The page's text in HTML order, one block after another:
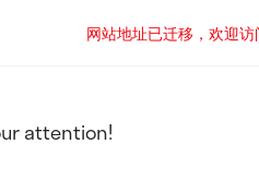
网站地址已迁移，欢迎
attention!